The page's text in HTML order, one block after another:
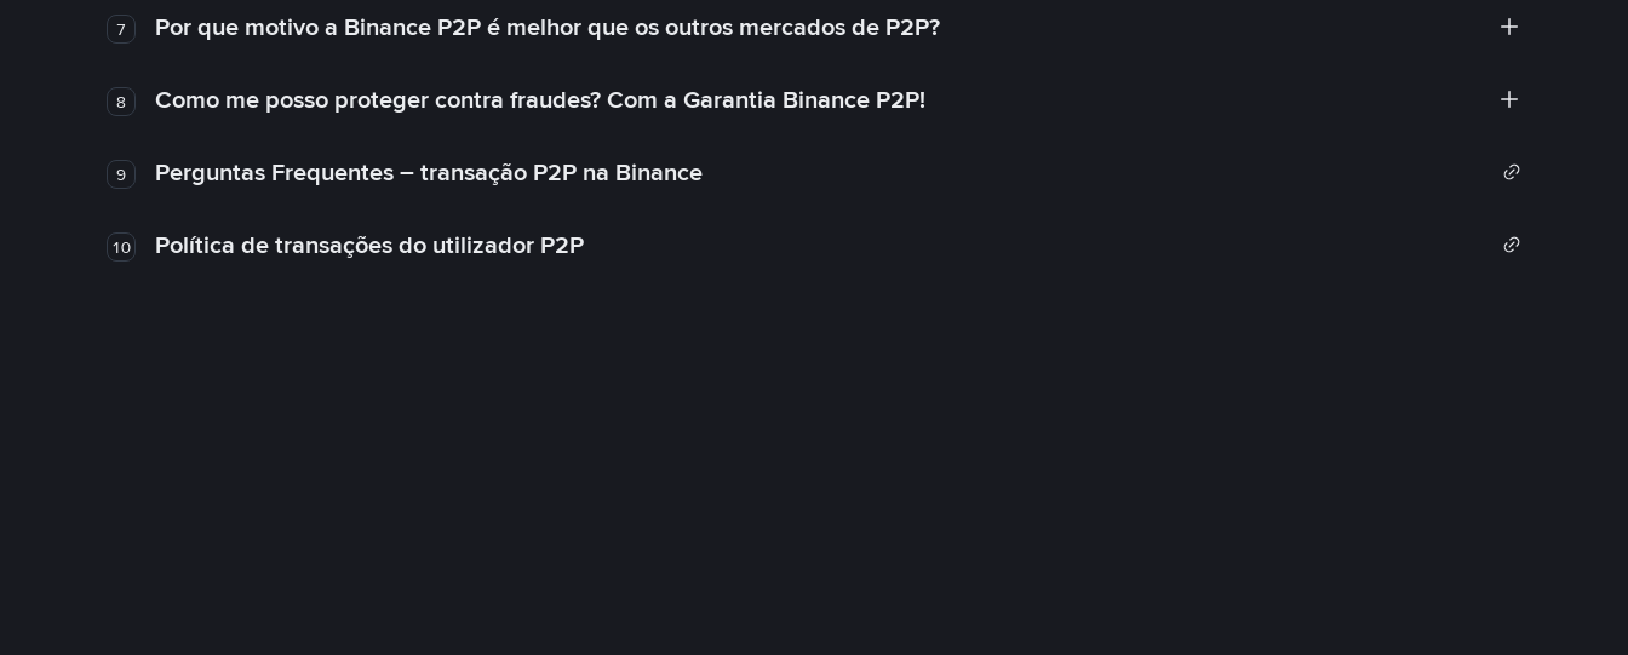
7 Por que motivo a Binance P2P é melhor que os outros mercados de P2P?
8 Como me posso proteger contra fraudes? Com a Garantia Binance P2P!
9 Perguntas Frequentes – transação P2P na Binance
10 Política de transações do utilizador P2P